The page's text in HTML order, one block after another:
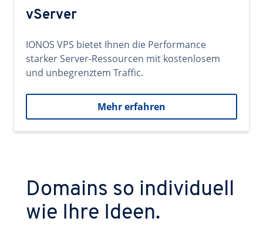
vServer
IONOS VPS bietet Ihnen die Performance
starker Server-Ressourcen mit kostenlosem
und unbegrenztem Traffic.
Mehr erfahren
Domains so individuell
wie Ihre Ideen.